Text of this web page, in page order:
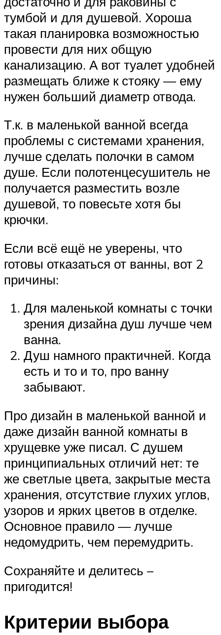
тумбой и для душевой. Хороша
такая планировка возможностью
провести для них общую
канализацию. А вот туалет удобней
размещать ближе к стояку — ему
нужен больший диаметр отвода.
Т.к. в маленькой ванной всегда
проблемы с системами хранения,
лучше сделать полочки в самом
душе. Если полотенцесушитель не
получается разместить возле
душевой, то повесьте хотя бы
крючки.
Если всё ещё не уверены, что
готовы отказаться от ванны, вот 2
причины:
Для маленькой комнаты с точки
зрения дизайна душ лучше чем
ванна.
Душ намного практичней. Когда
есть и то и то, про ванну
забывают.
Про дизайн в маленькой ванной и
даже дизайн ванной комнаты в
хрущевке уже писал. С душем
принципиальных отличий нет: те
же светлые цвета, закрытые места
хранения, отсутствие глухих углов,
узоров и ярких цветов в отделке.
Основное правило — лучше
недомудрить, чем перемудрить.
Сохраняйте и делитесь –
пригодится!
Критерии выбора